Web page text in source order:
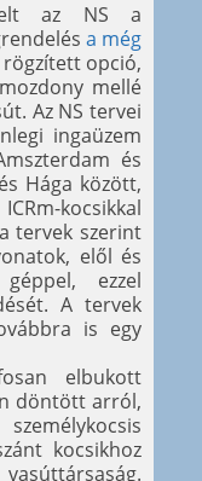
az NS a
a még
rögzített opció,
mellé
Az NS tervei
ingaüzem
és
Hága között,
kocsikkal
tervek szerint
elől és
ezzel
A tervek
is egy
elbukott
döntött arról,
kocsikhoz